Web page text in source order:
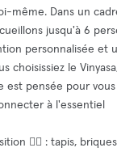
même. Dans un
jusqu'à 6
personnalisée et
choisissiez le
est pensée pour
à l'essentiel
🧘‍♂️ : tapis,